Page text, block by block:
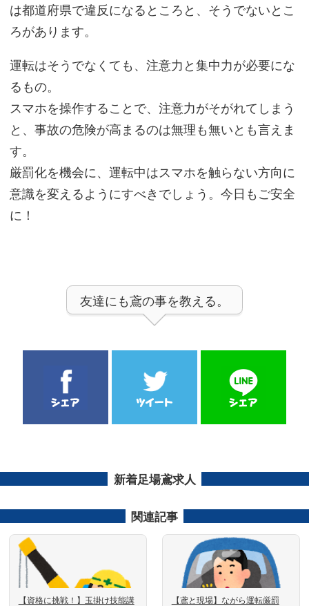
は都道府県で違反になるところと、そうでないとこ
ろがあります。
運転はそうでなくても、注意力と集中力が必要にな
るもの。
スマホを操作することで、注意力がそがれてしまう
と、事故の危険が高まるのは無理も無いとも言えま
す。
厳罰化を機会に、運転中はスマホを触らない方向に
意識を変えるようにすべきでしょう。今日もご安全
に！
友達にも鳶の事を教える。
新着足場鳶求人
関連記事
【資格に挑戦！】玉掛け技能講
【鳶と現場】ながら運転厳罰